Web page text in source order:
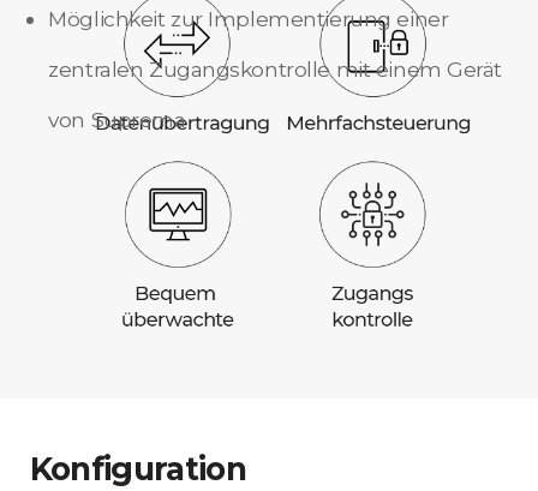
Möglichkeit zur Implementierung einer
zentralen Zugangskontrolle mit einem Gerät
von Suprema
Konfiguration